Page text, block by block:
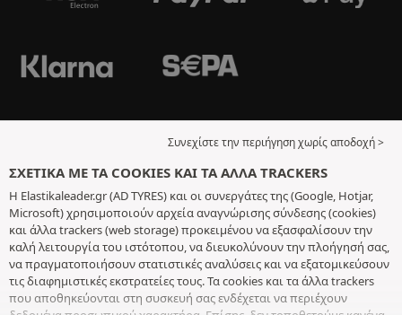
Συνεχίστε την περιήγηση χωρίς αποδοχή >
ΣΧΕΤΙΚΆ ΜΕ ΤΑ COOKIES ΚΑΙ ΤΑ ΆΛΛΑ TRACKERS
Η Elastikaleader.gr (AD TYRES) και οι συνεργάτες της (Google, Hotjar,
Microsoft) χρησιμοποιούν αρχεία αναγνώρισης σύνδεσης (cookies)
και άλλα trackers (web storage) προκειμένου να εξασφαλίσουν την
καλή λειτουργία του ιστότοπου, να διευκολύνουν την πλοήγησή σας,
να πραγματοποιήσουν στατιστικές αναλύσεις και να εξατομικεύσουν
τις διαφημιστικές εκστρατείες τους. Τα cookies και τα άλλα trackers
που αποθηκεύονται στη συσκευή σας ενδέχεται να περιέχουν